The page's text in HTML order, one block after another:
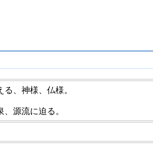
、神様、仏様。
源流に迫る。